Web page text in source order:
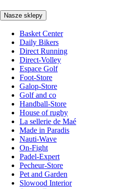
Nasze sklepy
Basket Center
Daily Bikers
Direct Running
Direct-Volley
Espace Golf
Foot-Store
Galop-Store
Golf and co
Handball-Store
House of rugby
La sellerie de Maé
Made in Paradis
Nauti-Wave
On-Fight
Padel-Expert
Pecheur-Store
Pet and Garden
Slowood Interior